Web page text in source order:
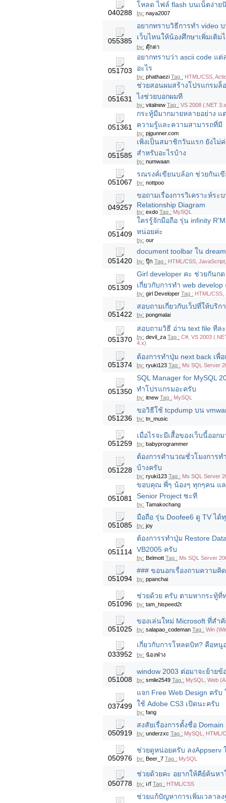
040288
โหลด ไฟล์ flash บนเน็ตง่าย
by: naya2007
055385
อยากทราบวิธีการทำ video
เว็บไหนให้น้องศึกษาเพิ่มเติม
by: ตุ๊กตา
051703
อยากทราบว่า ascii code แ
อะไร
by: phathaezi Tag : HTML/CSS,
051631
ช่วยสอนผมสร้างโปรแกรมล็
ไงช่วยบอกผมที
by: vitalnew Tag : VS 2008 (.NET
051361
กระทู้มีมากมายหลายอย่าง แ
ความรู้และความสามารถที่มี
by: pjgunner.com
051585
เพิ่งเป็นสมาชิกวันแรก ยังไม่
สำหรับอะไรบ้าง
by: numwaan
051067
รณรงค์เขียนบล้อก ช่วยกันเ
by: nottpoo
049257
ขอถามเรื่องการวิเคราะห์ระ
Relationship Diagram
by: exdo Tag : MySQL
051409
ใครรู้จักมือถือ รุ่น infinity
หน่อยค่ะ
by: our
051420
document toolbar ใน
by: ปุ๊ก Tag : HTML/CSS,
051309
Girl developer คะ ช่วยกันก
เกี่ยวกับการทำ web develop
by: girl Developer Tag : HTML/CSS,
051422
สอบถามเกี่ยวกับเว็ปที่ให้บริ
by: pongmalai
051370
สอบถามวิธี อ่าน text file ทีล
by: devil_za Tag : C#, VS 2003
4.x)
051374
ต้องการทำปุ่ม next back เ
by: ryuki123 Tag : Ms SQL Server
051350
SQL Manager for MySQL
ทำโปรแกรมอะครับ
by: itnew Tag : MySQL
051236
ขอวิธีใช้ tcpdump บน
by: tn_music
051259
เมื่อไรจะมีเสื้อของเว็บนี้ออก
by: babyprogrammer
051228
ต้องการคำนวณชั่วโมงการท
บ้างครับ
by: ryuki123 Tag : Ms SQL Server
051081
ขอบคุณ พี่ๆ น้องๆ ทุกๆคน แล
Senior Project ซะที
by: Tamakochang
051085
มือถือ รุ่น Doofee6 ดู TV ได้
by: joy
051114
ต้องการรทำปุ่ม Restore
VB2005 ครับ
by: Belmott Tag : Ms SQL Server
051094
### ขอนอกเรื่องถามความคิ
by: ppanchai
051096
ช่วยด้วย ครับ ตามหากระทู้ที่
by: tam_hispeed2t
051025
ของเล่นใหม่ Microsoft ที่สำ
by: salapao_codeman Tag : Win
033952
เกี่ยวกับการโหลดบิท? คือหนู
by: น้องฟ่าง
051008
window 2003 ต่อมาจะย้าย
by: smile2549 Tag : MySQL, Web
037499
แจก Free Web Design ครั
ใช้ Adobe CS3 เปิดนะครับ
by: fang
050919
สงสัยเรื่องการตั้งชื่อ
by: underzxc Tag : MySQL, HTML/
050976
ช่วยดูหน่อยครับ ลงAppserv
by: Beer_7 Tag : MySQL
050778
ช่วยด้วยคะ อยากให้คีย์ค้นหา
by: เก๋ Tag : HTML/CSS
ช่วยแก้ปัญหาการเพิ่มเวลาล